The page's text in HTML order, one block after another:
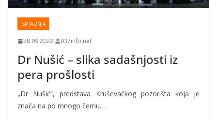
SARADNJA
28.09.2022. 037info.net
Dr Nušić – slika sadašnjosti iz
pera prošlosti
„Dr Nušić“, predstava Kruševačkog pozorišta koja je
značajna po mnogo čemu.…